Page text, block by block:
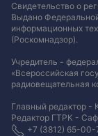
Свидетельство о
Выдано
информационных
(Роскомнадзор).
Учредитель -
«Всероссийская
радиовещательная
Главный редактор -
Редактор ГТРК -
+7 (3812) 65-